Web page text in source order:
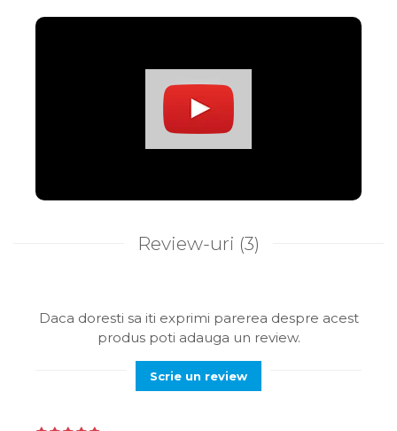
Review-uri (3)
Daca doresti sa iti exprimi parerea despre acest
produs poti adauga un review.
Scrie un review